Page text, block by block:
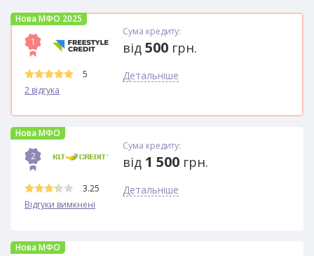
Нова МФО 2025
1
5
2 відгука
Сума кредиту:
від 500 грн.
Детальніше
Нова МФО
2
3.25
Відгуки вимкнені
Сума кредиту:
від 1 500 грн.
Детальніше
Нова МФО